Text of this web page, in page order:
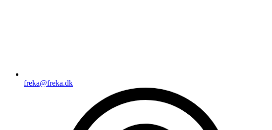
freka@freka.dk